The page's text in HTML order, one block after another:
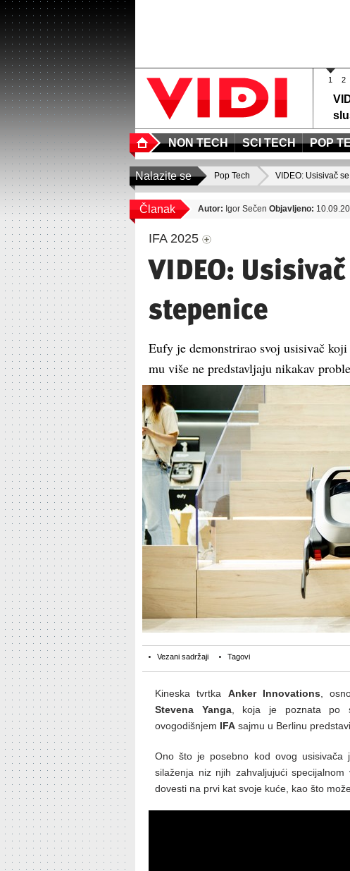
1 2
NON TECH SCI TECH POP
Nalazite se Pop Tech VIDEO: Usisivač
Članak Autor: Igor Sečen Objavljeno:
IFA 2025
VIDEO:
stepenice
Eufy je demonstrirao svoj usisivač
mu više ne predstavljaju nikakav
Vezani sadržaji Tagovi
Kineska tvrtka Anker Innovations ,
Stevena Yanga, koja je poznata po
ovogodišnjem IFA sajmu u Berlinu
Ono što je posebno kod ovog usisivača
silaženja niz njih zahvaljujući
dovesti na prvi kat svoje kuće, kao što